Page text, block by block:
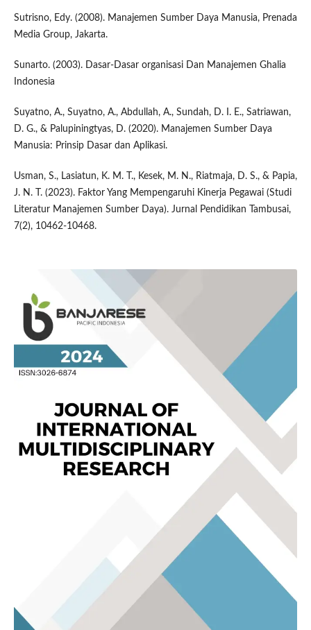
Sutrisno, Edy. (2008). Manajemen Sumber Daya Manusia, Prenada
Media Group, Jakarta.
Sunarto. (2003). Dasar-Dasar organisasi Dan Manajemen Ghalia
Indonesia
Suyatno, A., Suyatno, A., Abdullah, A., Sundah, D. I. E., Satriawan,
D. G., & Palupiningtyas, D. (2020). Manajemen Sumber Daya
Manusia: Prinsip Dasar dan Aplikasi.
Usman, S., Lasiatun, K. M. T., Kesek, M. N., Riatmaja, D. S., & Papia,
J. N. T. (2023). Faktor Yang Mempengaruhi Kinerja Pegawai (Studi
Literatur Manajemen Sumber Daya). Jurnal Pendidikan Tambusai,
7(2), 10462-10468.